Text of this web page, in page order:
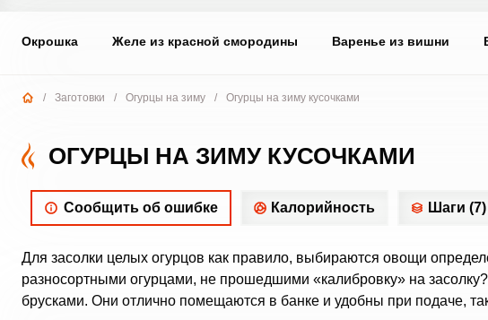
Окрошка Желе из красной смородины Варенье из вишни
/ Заготовки / Огурцы на зиму / Огурцы на зиму кусочками
ОГУРЦЫ НА ЗИМУ КУСОЧКАМИ
Сообщить об ошибке Калорийность Шаги (7)
Для засолки целых огурцов как правило, выбираются овощи
разносортными огурцами, не прошедшими «калибровку» на
брусками. Они отлично помещаются в банке и удобны при подаче,